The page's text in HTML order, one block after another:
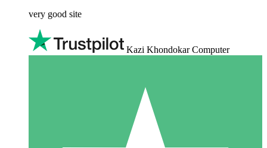
very good site
Kazi Khondokar Computer